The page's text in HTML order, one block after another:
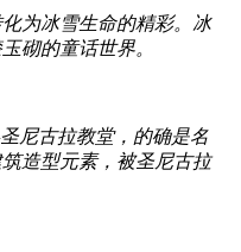
为冰雪生命的精彩。冰
砌的童话世界。
尼古拉教堂，的确是名
造型元素，被圣尼古拉